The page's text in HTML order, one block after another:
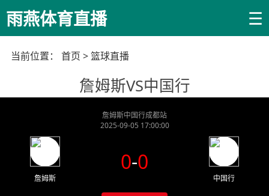
雨燕体育直播 ☰
当前位置： 首页 >篮球直播
詹姆斯VS中国行
詹姆斯中国行成都站
2025-09-05 17:00:00
詹姆斯
0-0
中国行